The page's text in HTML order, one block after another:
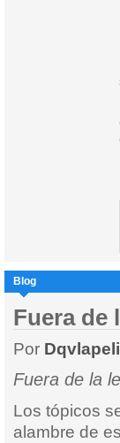
Blog
Fuera de
Por
Fuera de la
Los tópicos
alambre de